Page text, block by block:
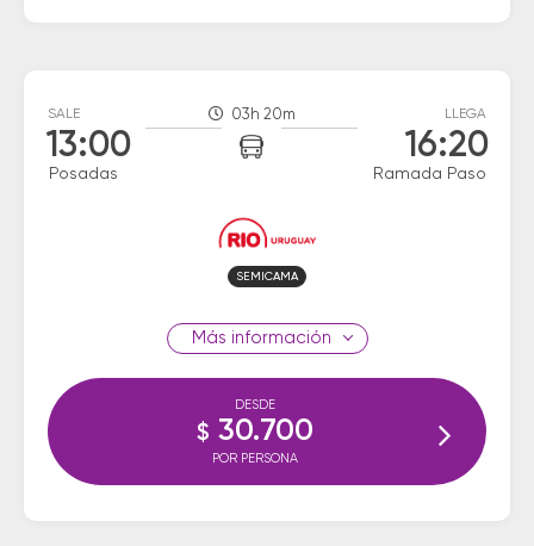
SALE
13:00
Posadas
03h 20m LLEGA
16:20
Ramada Paso
SEMICAMA
información
DESDE
$ 30.700
POR PERSONA